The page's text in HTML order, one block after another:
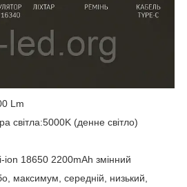
Lm
світла:5000K (денне світло)
ion 18650 2200mAh змінний
максимум, середній, низький,